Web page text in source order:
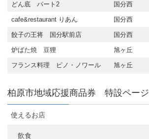
どん底 パート2 国分西
cafe&restaurant りあん 国分西
餃子の王将 国分駅前店 国分西
炉ばた焼 豆狸 旭ヶ丘
フランス料理 ピノ・ノワール 旭ヶ丘
柏原市地域応援商品券 特設ページ
使えるお店
飲食